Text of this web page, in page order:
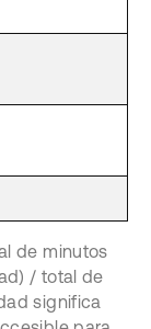
de minutos
/ total de
significa